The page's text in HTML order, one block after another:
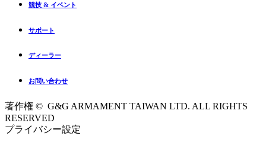
競技 & イベント
サポート
ディーラー
お問い合わせ
著作権 © G&G ARMAMENT TAIWAN LTD. ALL RIGHTS
RESERVED
プライバシー設定